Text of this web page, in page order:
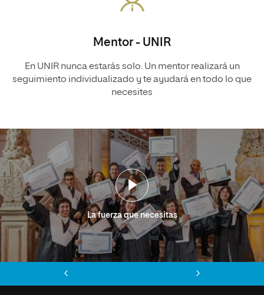
Mentor - UNIR
En UNIR nunca estarás solo. Un mentor realizará un
seguimiento individualizado y te ayudará en todo lo que
necesites
La fuerza que necesitas